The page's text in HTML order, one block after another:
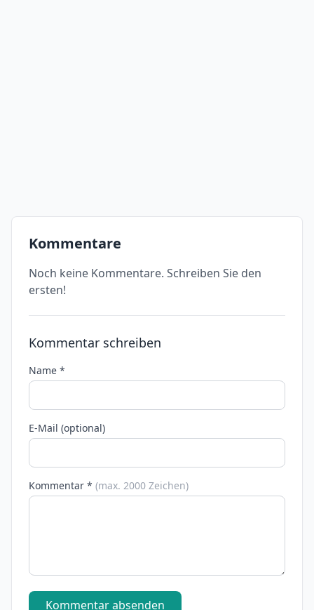
Kommentare
Noch keine Kommentare. Schreiben Sie den
ersten!
Kommentar schreiben
Name *
E-Mail (optional)
Kommentar * (max. 2000 Zeichen)
Kommentar absenden